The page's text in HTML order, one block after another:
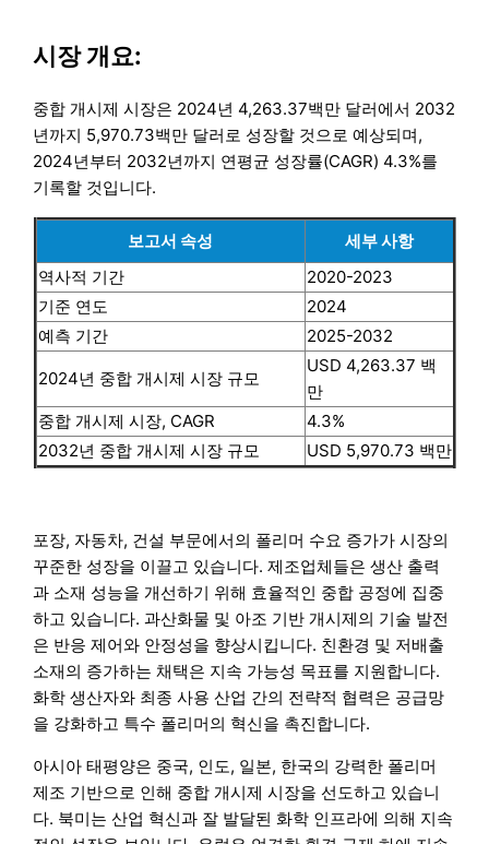
시장 개요:
중합 개시제 시장은 2024년 4,263.37백만 달러에서 2032
년까지 5,970.73백만 달러로 성장할 것으로 예상되며,
2024년부터 2032년까지 연평균 성장률(CAGR) 4.3%를
기록할 것입니다.
보고서 속성
세부 사항
역사적 기간
2020-2023
기준 연도
2024
예측 기간
2025-2032
2024년 중합 개시제 시장 규모
USD 4,263.37 백
만
중합 개시제 시장, CAGR
4.3%
2032년 중합 개시제 시장 규모
USD 5,970.73 백만
포장, 자동차, 건설 부문에서의 폴리머 수요 증가가 시장의
꾸준한 성장을 이끌고 있습니다. 제조업체들은 생산 출력
과 소재 성능을 개선하기 위해 효율적인 중합 공정에 집중
하고 있습니다. 과산화물 및 아조 기반 개시제의 기술 발전
은 반응 제어와 안정성을 향상시킵니다. 친환경 및 저배출
소재의 증가하는 채택은 지속 가능성 목표를 지원합니다.
화학 생산자와 최종 사용 산업 간의 전략적 협력은 공급망
을 강화하고 특수 폴리머의 혁신을 촉진합니다.
아시아 태평양은 중국, 인도, 일본, 한국의 강력한 폴리머
제조 기반으로 인해 중합 개시제 시장을 선도하고 있습니
다. 북미는 산업 혁신과 잘 발달된 화학 인프라에 의해 지속